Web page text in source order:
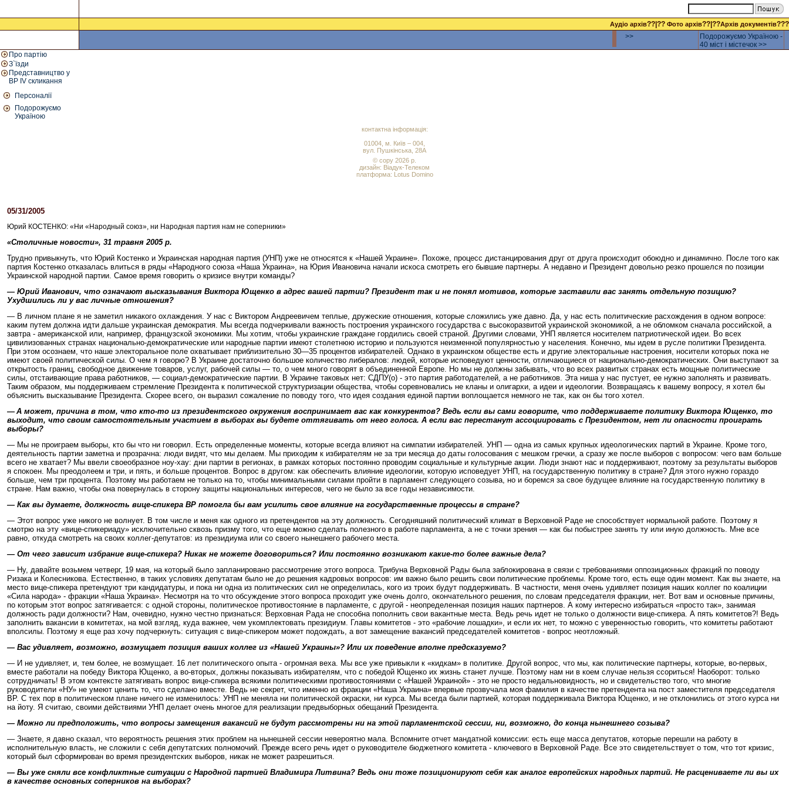
Аудіо архів??|?? Фото архів??|??Архів документів???
>>
Подорожуємо Україною -
40 міст і містечок >>
Про партію
З`їзди
Представництво у
ВР IV скликання
Персоналії
Подорожуємо
Україною
контактна інформація:
01004, м. Київ – 004,
вул. Пушкінська, 28А
© copy 2026 р.
дизайн: Віадук-Телеком
платформа: Lotus Domino
05/31/2005
Юрий КОСТЕНКО: «Ни «Народный союз», ни Народная партия нам не соперники»
«Столичные новости», 31 травня 2005 р.
Трудно привыкнуть, что Юрий Костенко и Украинская народная партия (УНП) уже не относятся к «Нашей Украине». Похоже, процесс дистанцирования друг от друга происходит обоюдно и динамично. После того как
партия Костенко отказалась влиться в ряды «Народного союза «Наша Украина», на Юрия Ивановича начали искоса смотреть его бывшие партнеры. А недавно и Президент довольно резко прошелся по позиции
Украинской народной партии. Самое время говорить о кризисе внутри команды?
— Юрий Иванович, что означают высказывания Виктора Ющенко в адрес вашей партии? Президент так и не понял мотивов, которые заставили вас занять отдельную позицию?
Ухудшились ли у вас личные отношения?
— В личном плане я не заметил никакого охлаждения. У нас с Виктором Андреевичем теплые, дружеские отношения, которые сложились уже давно. Да, у нас есть политические расхождения в одном вопросе:
каким путем должна идти дальше украинская демократия. Мы всегда подчеркивали важность построения украинского государства с высокоразвитой украинской экономикой, а не обломком сначала российской, а
завтра - американской или, например, французской экономики. Мы хотим, чтобы украинские граждане гордились своей страной. Другими словами, УНП является носителем патриотической идеи. Во всех
цивилизованных странах национально-демократические или народные партии имеют столетнюю историю и пользуются неизменной популярностью у населения. Конечно, мы идем в русле политики Президента.
При этом осознаем, что наше электоральное поле охватывает приблизительно 30—35 процентов избирателей. Однако в украинском обществе есть и другие электоральные настроения, носители которых пока не
имеют своей политической силы. О чем я говорю? В Украине достаточно большое количество либералов: людей, которые исповедуют ценности, отличающиеся от национально-демократических. Они выступают за
открытость границ, свободное движение товаров, услуг, рабочей силы — то, о чем много говорят в объединенной Европе. Но мы не должны забывать, что во всех развитых странах есть мощные политические
силы, отстаивающие права работников, — социал-демократические партии. В Украине таковых нет: СДПУ(о) - это партия работодателей, а не работников. Эта ниша у нас пустует, ее нужно заполнять и развивать.
Таким образом, мы поддерживаем стремление Президента к политической структуризации общества, чтобы соревновались не кланы и олигархи, а идеи и идеологии. Возвращаясь к вашему вопросу, я хотел бы
объяснить высказывание Президента. Скорее всего, он выразил сожаление по поводу того, что идея создания единой партии воплощается немного не так, как он бы того хотел.
— А может, причина в том, что кто-то из президентского окружения воспринимает вас как конкурентов? Ведь если вы сами говорите, что поддерживаете политику Виктора Ющенко, то
выходит, что своим самостоятельным участием в выборах вы будете оттягивать от него голоса. А если вас перестанут ассоциировать с Президентом, нет ли опасности проиграть
выборы?
— Мы не проиграем выборы, кто бы что ни говорил. Есть определенные моменты, которые всегда влияют на симпатии избирателей. УНП — одна из самых крупных идеологических партий в Украине. Кроме того,
деятельность партии заметна и прозрачна: люди видят, что мы делаем. Мы приходим к избирателям не за три месяца до даты голосования с мешком гречки, а сразу же после выборов с вопросом: чего вам больше
всего не хватает? Мы ввели своеобразное ноу-хау: дни партии в регионах, в рамках которых постоянно проводим социальные и культурные акции. Люди знают нас и поддерживают, поэтому за результаты выборов
я спокоен. Мы преодолеем и три, и пять, и больше процентов. Вопрос в другом: как обеспечить влияние идеологии, которую исповедует УНП, на государственную политику в стране? Для этого нужно гораздо
больше, чем три процента. Поэтому мы работаем не только на то, чтобы минимальными силами пройти в парламент следующего созыва, но и боремся за свое будущее влияние на государственную политику в
стране. Нам важно, чтобы она повернулась в сторону защиты национальных интересов, чего не было за все годы независимости.
— Как вы думаете, должность вице-спикера ВР помогла бы вам усилить свое влияние на государственные процессы в стране?
— Этот вопрос уже никого не волнует. В том числе и меня как одного из претендентов на эту должность. Сегодняшний политический климат в Верховной Раде не способствует нормальной работе. Поэтому я
смотрю на эту «вице-спикериаду» исключительно сквозь призму того, что еще можно сделать полезного в работе парламента, а не с точки зрения — как бы побыстрее занять ту или иную должность. Мне все
равно, откуда смотреть на своих коллег-депутатов: из президиума или со своего нынешнего рабочего места.
— От чего зависит избрание вице-спикера? Никак не можете договориться? Или постоянно возникают какие-то более важные дела?
— Ну, давайте возьмем четверг, 19 мая, на который было запланировано рассмотрение этого вопроса. Трибуна Верховной Рады была заблокирована в связи с требованиями оппозиционных фракций по поводу
Ризака и Колесникова. Естественно, в таких условиях депутатам было не до решения кадровых вопросов: им важно было решить свои политические проблемы. Кроме того, есть еще один момент. Как вы знаете, на
место вице-спикера претендуют три кандидатуры, и пока ни одна из политических сил не определилась, кого из троих будут поддерживать. В частности, меня очень удивляет позиция наших коллег по коалиции
«Сила народа» - фракции «Наша Украина». Несмотря на то что обсуждение этого вопроса проходит уже очень долго, окончательного решения, по словам председателя фракции, нет. Вот вам и основные причины,
по которым этот вопрос затягивается: с одной стороны, политическое противостояние в парламенте, с другой - неопределенная позиция наших партнеров. А кому интересно избираться «просто так», занимая
должность ради должности? Нам, очевидно, нужно честно признаться: Верховная Рада не способна пополнить свои вакантные места. Ведь речь идет не только о должности вице-спикера. А пять комитетов?! Ведь
заполнить вакансии в комитетах, на мой взгляд, куда важнее, чем укомплектовать президиум. Главы комитетов - это «рабочие лошадки», и если их нет, то можно с уверенностью говорить, что комитеты работают
вполсилы. Поэтому я еще раз хочу подчеркнуть: ситуация с вице-спикером может подождать, а вот замещение вакансий председателей комитетов - вопрос неотложный.
— Вас удивляет, возможно, возмущает позиция ваших коллег из «Нашей Украины»? Или их поведение вполне предсказуемо?
— И не удивляет, и, тем более, не возмущает. 16 лет политического опыта - огромная веха. Мы все уже привыкли к «кидкам» в политике. Другой вопрос, что мы, как политические партнеры, которые, во-первых,
вместе работали на победу Виктора Ющенко, а во-вторых, должны показывать избирателям, что с победой Ющенко их жизнь станет лучше. Поэтому нам ни в коем случае нельзя ссориться! Наоборот: только
сотрудничать! В этом контексте затягивать вопрос вице-спикера всякими политическими противостояниями с «Нашей Украиной» - это не просто недальновидность, но и свидетельство того, что многие
руководители «НУ» не умеют ценить то, что сделано вместе. Ведь не секрет, что именно из фракции «Наша Украина» впервые прозвучала моя фамилия в качестве претендента на пост заместителя председателя
ВР. С тех пор в политическом плане ничего не изменилось: УНП не меняла ни политической окраски, ни курса. Мы всегда были партией, которая поддерживала Виктора Ющенко, и не отклонились от этого курса ни
на йоту. Я считаю, своими действиями УНП делает очень многое для реализации предвыборных обещаний Президента.
— Можно ли предположить, что вопросы замещения вакансий не будут рассмотрены ни на этой парламентской сессии, ни, возможно, до конца нынешнего созыва?
— Знаете, я давно сказал, что вероятность решения этих проблем на нынешней сессии невероятно мала. Вспомните отчет мандатной комиссии: есть еще масса депутатов, которые перешли на работу в
исполнительную власть, не сложили с себя депутатских полномочий. Прежде всего речь идет о руководителе бюджетного комитета - ключевого в Верховной Раде. Все это свидетельствует о том, что тот кризис,
который был сформирован во время президентских выборов, никак не может разрешиться.
— Вы уже сняли все конфликтные ситуации с Народной партией Владимира Литвина? Ведь они тоже позиционируют себя как аналог европейских народных партий. Не расцениваете ли вы их
в качестве основных соперников на выборах?